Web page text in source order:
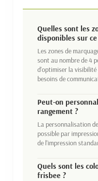
Quelles sont les
disponibles sur
Les zones de
sont au nombre de 4
d'optimiser la visibilité
besoins de
Peut-on
rangement ?
La personnalisation
possible par
de l'impression
Quels sont les
frisbee ?